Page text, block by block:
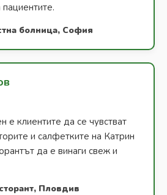
пациентите.
болница, София
е клиентите да се чувстват
и салфетките на Катрин
да е винаги свеж и
Пловдив